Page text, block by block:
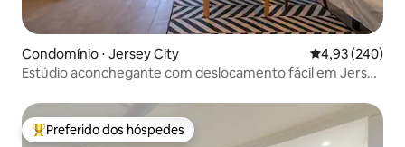
Condomínio ⋅ Jersey City 4,93 de uma
4,93 (240)
Estúdio aconchegante com deslocamento fácil em Jersey
Entre os melhores preferidos dos hóspedes
Preferido dos hóspedes